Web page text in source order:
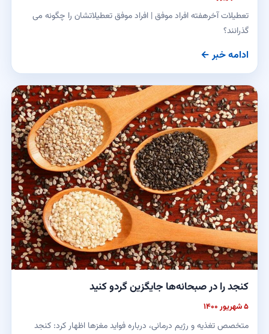
تعطیلات آخرهفته افراد موفق | افراد موفق تعطیلاتشان را چگونه می
گذرانند؟
ادامه خبر ←
کنجد را در صبحانه‌ها جایگزین گردو کنید
۵ شهریور ۱۴۰۰
متخصص تغذیه و رژیم درمانی، درباره فواید مغز‌ها اظهار کرد: کنجد